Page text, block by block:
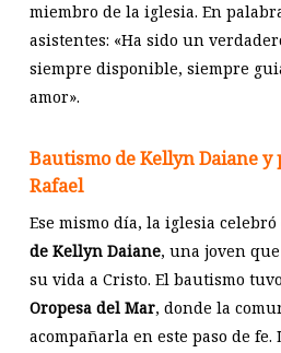
miembro de la iglesia. En
asistentes: «Ha sido un
siempre disponible, siempre
amor».
Bautismo de Kellyn Daiane y
Rafael
Ese mismo día, la iglesia
de Kellyn Daiane, una joven
su vida a Cristo. El bautismo
Oropesa del Mar, donde la
acompañarla en este paso de fe.